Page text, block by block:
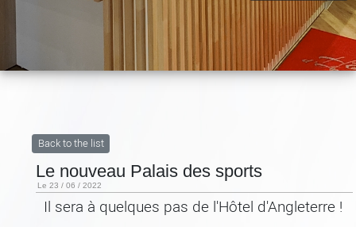
Back to the list
Le nouveau Palais des sports
Le 23 / 06 / 2022
Il sera à quelques pas de l'Hôtel d'Angleterre !